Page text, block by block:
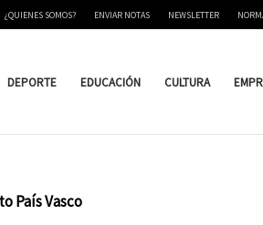
¿QUIENES SOMOS? ENVIAR NOTAS NEWSLETTER
DEPORTE EDUCACIÓN CULTURA
País Vasco